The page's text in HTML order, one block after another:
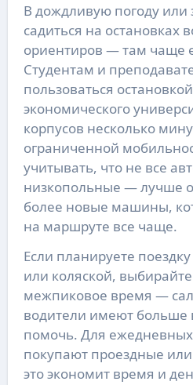
В дождливую погоду
садиться на остановках
ориентиров — там чаще
Студентам и
пользоваться
экономического
корпусов несколько
ограниченной
учитывать, что не все
низкопольные — лучше
более новые машины,
на маршруте все чаще.
Если планируете
или коляской,
межпиковое время —
водители имеют больше
помочь. Для
покупают проездные
это экономит время и